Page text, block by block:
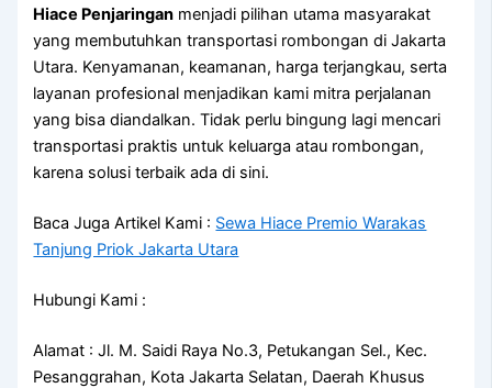
Hiace Penjaringan menjadi pilihan utama masyarakat
yang membutuhkan transportasi rombongan di Jakarta
Utara. Kenyamanan, keamanan, harga terjangkau, serta
layanan profesional menjadikan kami mitra perjalanan
yang bisa diandalkan. Tidak perlu bingung lagi mencari
transportasi praktis untuk keluarga atau rombongan,
karena solusi terbaik ada di sini.
Baca Juga Artikel Kami : Sewa Hiace Premio Warakas
Tanjung Priok Jakarta Utara
Hubungi Kami :
Alamat : Jl. M. Saidi Raya No.3, Petukangan Sel., Kec.
Pesanggrahan, Kota Jakarta Selatan, Daerah Khusus